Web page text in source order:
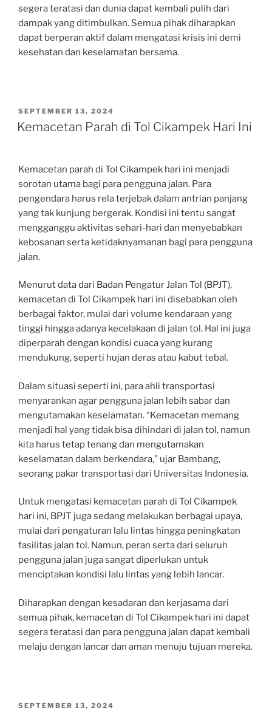
segera teratasi dan dunia dapat kembali pulih dari
dampak yang ditimbulkan. Semua pihak diharapkan
dapat berperan aktif dalam mengatasi krisis ini demi
kesehatan dan keselamatan bersama.
POSTED
ON
SEPTEMBER 13, 2024
Kemacetan Parah di Tol Cikampek Hari Ini
Kemacetan parah di Tol Cikampek hari ini menjadi
sorotan utama bagi para pengguna jalan. Para
pengendara harus rela terjebak dalam antrian panjang
yang tak kunjung bergerak. Kondisi ini tentu sangat
mengganggu aktivitas sehari-hari dan menyebabkan
kebosanan serta ketidaknyamanan bagi para pengguna
jalan.
Menurut data dari Badan Pengatur Jalan Tol (BPJT),
kemacetan di Tol Cikampek hari ini disebabkan oleh
berbagai faktor, mulai dari volume kendaraan yang
tinggi hingga adanya kecelakaan di jalan tol. Hal ini juga
diperparah dengan kondisi cuaca yang kurang
mendukung, seperti hujan deras atau kabut tebal.
Dalam situasi seperti ini, para ahli transportasi
menyarankan agar pengguna jalan lebih sabar dan
mengutamakan keselamatan. “Kemacetan memang
menjadi hal yang tidak bisa dihindari di jalan tol, namun
kita harus tetap tenang dan mengutamakan
keselamatan dalam berkendara,” ujar Bambang,
seorang pakar transportasi dari Universitas Indonesia.
Untuk mengatasi kemacetan parah di Tol Cikampek
hari ini, BPJT juga sedang melakukan berbagai upaya,
mulai dari pengaturan lalu lintas hingga peningkatan
fasilitas jalan tol. Namun, peran serta dari seluruh
pengguna jalan juga sangat diperlukan untuk
menciptakan kondisi lalu lintas yang lebih lancar.
Diharapkan dengan kesadaran dan kerjasama dari
semua pihak, kemacetan di Tol Cikampek hari ini dapat
segera teratasi dan para pengguna jalan dapat kembali
melaju dengan lancar dan aman menuju tujuan mereka.
POSTED
SEPTEMBER 13, 2024